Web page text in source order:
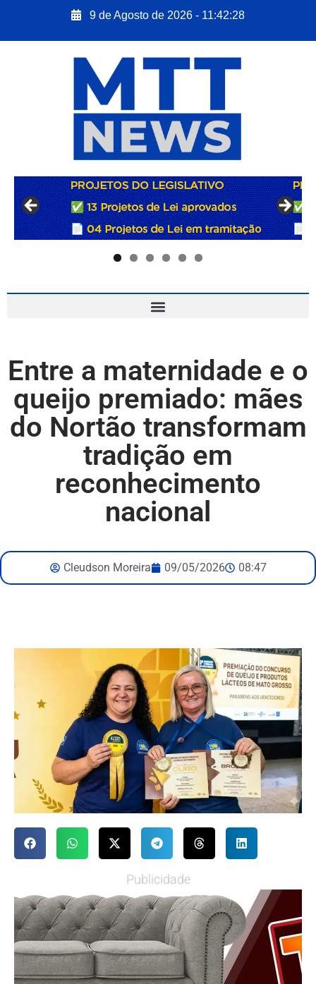
9 de Agosto de 2026 - 11:42:29
Entre a maternidade e o
queijo premiado: mães
do Nortão transformam
tradição em
reconhecimento
nacional
Cleudson Moreira 09/05/2026 08:47
Publicidade